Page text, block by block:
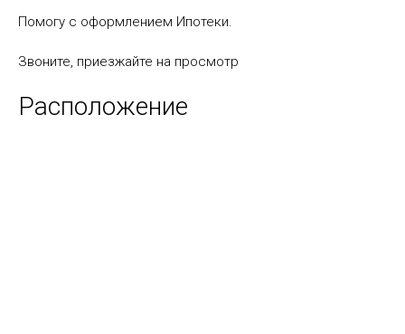
Помогу с оформлением Ипотеки.
Звоните, приезжайте на просмотр
Расположение